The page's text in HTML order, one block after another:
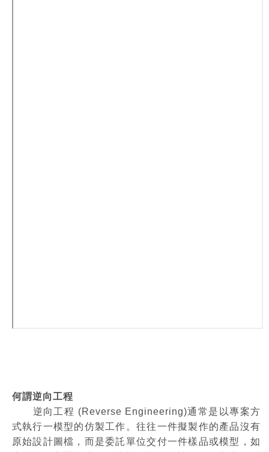
何謂逆向工程
逆向工程 (Reverse Engineering)通常是以專案方
式執行一模型的仿製工作。往往一件擬製作的產品沒有
原始設計圖檔，而是委託單位交付一件樣品或模型，如